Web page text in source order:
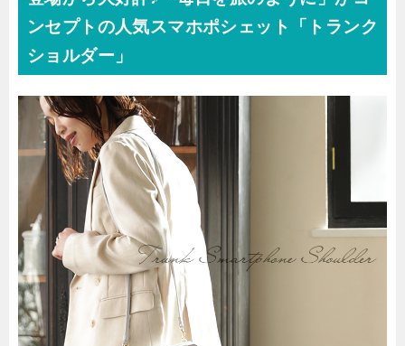
ンセプトの人気スマホポシェット「トランク
ショルダー」